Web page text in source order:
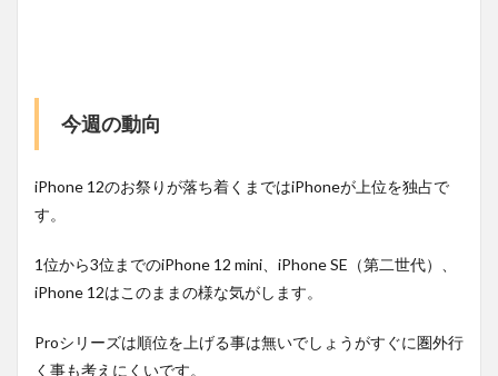
今週の動向
iPhone 12のお祭りが落ち着くまではiPhoneが上位を独占で
す。
1位から3位までのiPhone 12 mini、iPhone SE（第二世代）、
iPhone 12はこのままの様な気がします。
Proシリーズは順位を上げる事は無いでしょうがすぐに圏外行
く事も考えにくいです。